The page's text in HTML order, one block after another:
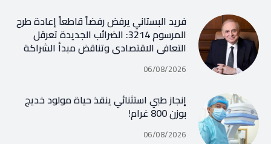
فريد البستاني يرفض رفضاً قاطعاً إعادة طرح
المرسوم 3214: الضرائب الجديدة تعرقل
التعافي الاقتصادي وتناقض مبدأ الشراكة
06/08/2026
إنجاز طبي استثنائي ينقذ حياة مولود خديج
بوزن 800 غرام!
06/08/2026